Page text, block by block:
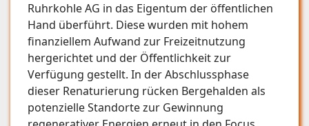
Ruhrkohle AG in das Eigentum der öffentlichen
Hand überführt. Diese wurden mit hohem
finanziellem Aufwand zur Freizeitnutzung
hergerichtet und der Öffentlichkeit zur
Verfügung gestellt. In der Abschluss­phase
dieser Renaturierung rücken Bergehalden als
potenzielle Standorte zur Gewinnung